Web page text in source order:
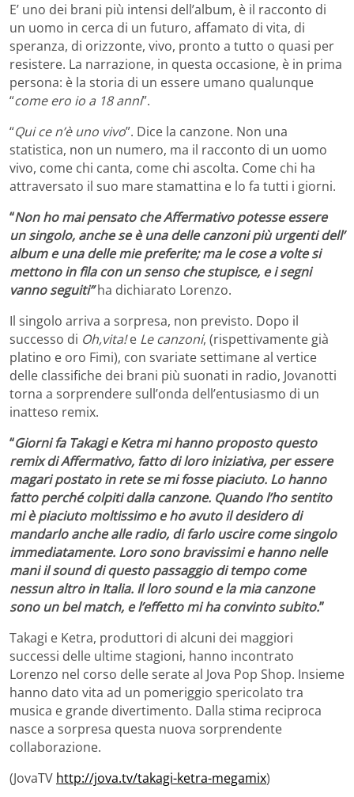
E’ uno dei brani più intensi dell’album, è il racconto di
un uomo in cerca di un futuro, affamato di vita, di
speranza, di orizzonte, vivo, pronto a tutto o quasi per
resistere. La narrazione, in questa occasione, è in prima
persona: è la storia di un essere umano qualunque
“come ero io a 18 anni”.
“Qui ce n’è uno vivo”. Dice la canzone. Non una
statistica, non un numero, ma il racconto di un uomo
vivo, come chi canta, come chi ascolta. Come chi ha
attraversato il suo mare stamattina e lo fa tutti i giorni.
“Non ho mai pensato che Affermativo potesse essere
un singolo, anche se è una delle canzoni più urgenti dell’
album e una delle mie preferite; ma le cose a volte si
mettono in fila con un senso che stupisce, e i segni
vanno seguiti”ha dichiarato Lorenzo.
Il singolo arriva a sorpresa, non previsto. Dopo il
successo di Oh,vita!e Le canzoni, (rispettivamente già
platino e oro Fimi), con svariate settimane al vertice
delle classifiche dei brani più suonati in radio, Jovanotti
torna a sorprendere sull’onda dell’entusiasmo di un
inatteso remix.
“Giorni fa Takagi e Ketra mi hanno proposto questo
remix di Affermativo, fatto di loro iniziativa, per essere
magari postato in rete se mi fosse piaciuto. Lo hanno
fatto perché colpiti dalla canzone. Quando l’ho sentito
mi è piaciuto moltissimo e ho avuto il desidero di
mandarlo anche alle radio, di farlo uscire come singolo
immediatamente. Loro sono bravissimi e hanno nelle
mani il sound di questo passaggio di tempo come
nessun altro in Italia. Il loro sound e la mia canzone
sono un bel match, e l’effetto mi ha convinto subito.”
Takagi e Ketra, produttori di alcuni dei maggiori
successi delle ultime stagioni, hanno incontrato
Lorenzo nel corso delle serate al Jova Pop Shop. Insieme
hanno dato vita ad un pomeriggio spericolato tra
musica e grande divertimento. Dalla stima reciproca
nasce a sorpresa questa nuova sorprendente
collaborazione.
(JovaTV http://jova.tv/takagi-ketra-megamix)